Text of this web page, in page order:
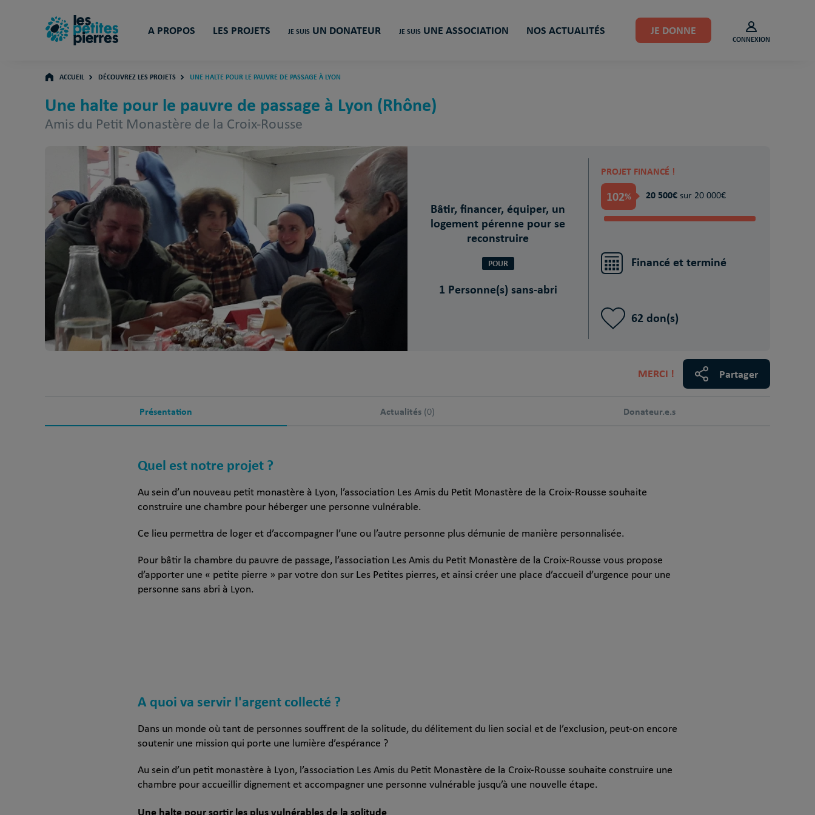
A PROPOS LES PROJETS JE SUIS UN DONATEUR JE SUIS UNE ASSOCIATION NOS ACTUALITÉS JE DONNE
CONNEXION
ACCUEIL DÉCOUVREZ LES PROJETS UNE HALTE POUR LE PAUVRE DE PASSAGE À LYON
Une halte pour le pauvre de passage à Lyon (Rhône)
Amis du Petit Monastère de la Croix-Rousse
Bâtir, financer, équiper, un
logement pérenne pour se
reconstruire
POUR
1 Personne(s) sans-abri
PROJET FINANCÉ !
102% 20 500€ sur 20 000€
Financé et terminé
62 don(s)
MERCI ! Partager
Présentation Actualités (0) Donateur.e.s
Quel est notre projet ?
Au sein d’un nouveau petit monastère à Lyon, l’association Les Amis du Petit Monastère de la Croix-Rousse souhaite
construire une chambre pour héberger une personne vulnérable.
Ce lieu permettra de loger et d’accompagner l’une ou l’autre personne plus démunie de manière personnalisée.
Pour bâtir la chambre du pauvre de passage, l’association Les Amis du Petit Monastère de la Croix-Rousse vous propose
d’apporter une « petite pierre » par votre don sur Les Petites pierres, et ainsi créer une place d’accueil d’urgence pour une
personne sans abri à Lyon.
A quoi va servir l'argent collecté ?
Dans un monde où tant de personnes souffrent de la solitude, du délitement du lien social et de l’exclusion, peut-on encore
soutenir une mission qui porte une lumière d’espérance ?
Au sein d’un petit monastère à Lyon, l’association Les Amis du Petit Monastère de la Croix-Rousse souhaite construire une
chambre pour accueillir dignement et accompagner une personne vulnérable jusqu’à une nouvelle étape.
Une halte pour sortir les plus vulnérables de la solitude